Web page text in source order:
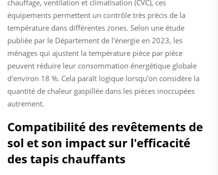
chauffage, ventilation et climatisation (CVC), ces
équipements permettent un contrôle très précis de la
température dans différentes zones. Selon une étude
publiée par le Département de l'énergie en 2023, les
ménages qui ajustent la température pièce par pièce
peuvent réduire leur consommation énergétique globale
d'environ 18 %. Cela paraît logique lorsqu'on considère la
quantité de chaleur gaspillée dans les pièces inoccupées
autrement.
Compatibilité des revêtements de
sol et son impact sur l'efficacité
des tapis chauffants